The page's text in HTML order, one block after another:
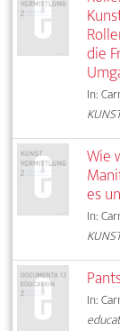
die
In:
Wie
es
In:
In: